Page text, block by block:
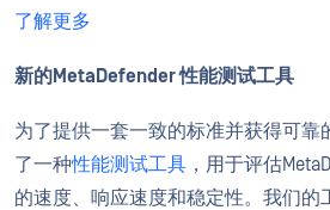
了解更多
新的MetaDefender 性能测试工具
为了提供一套一致的标准并获得可靠
了一种性能测试工具 ，用于评估
的速度、响应速度和稳定性。我们的